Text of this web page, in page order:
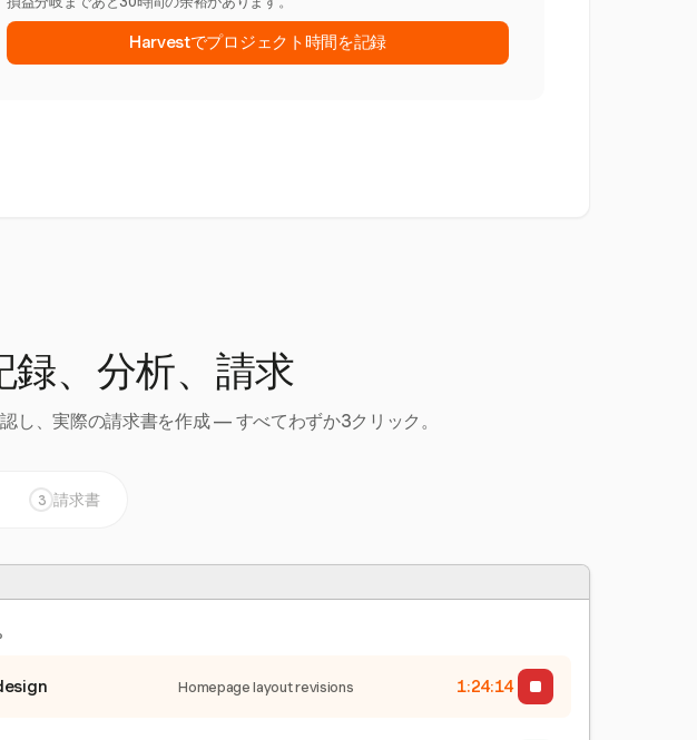
Harvestでプロジェクト時間を記録
、分析、請求
し、実際の請求書を作成 — すべてわずか3クリック。
3 請求書
Homepage layout revisions 1:24:15